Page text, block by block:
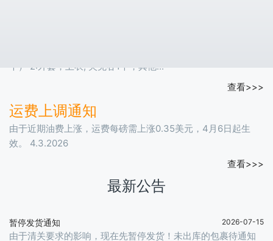
个） 2:外套，卫衣, 夹克各1个，其他...
查看>>>
运费上调通知
由于近期油费上涨，运费每磅需上涨0.35美元，4月6日起生
效。 4.3.2026
查看>>>
最新公告
暂停发货通知 2026-07-15
由于清关要求的影响，现在先暂停发货！未出库的包裹待通知